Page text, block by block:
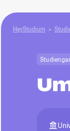
HeyStudium